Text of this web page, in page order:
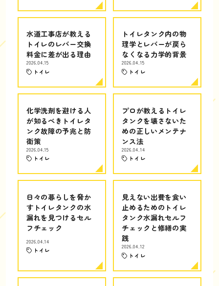
水道工事店が教える
トイレのレバー交換
料金に差が出る理由
2026.04.15
トイレ
トイレタンク内の物
理学とレバーが戻ら
なくなる力学的背景
2026.04.15
トイレ
化学洗剤を避ける人
が知るべきトイレタ
ンク故障の予兆と防
衛策
2026.04.15
トイレ
プロが教えるトイレ
タンクを壊さないた
めの正しいメンテナ
ンス法
2026.04.14
トイレ
日々の暮らしを脅か
すトイレタンクの水
漏れを見つけるセル
フチェック
2026.04.14
トイレ
見えない出費を食い
止めるためのトイレ
タンク水漏れセルフ
チェックと修繕の実
践
2026.04.12
トイレ